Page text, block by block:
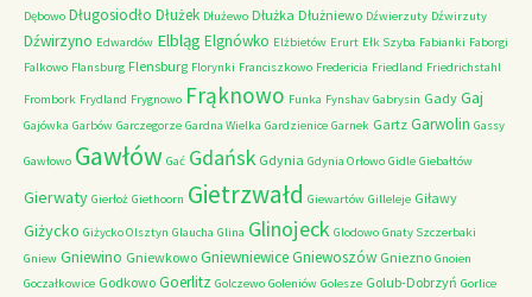
Dębowo Długosiodło Dłużek Dłużewo Dłużka Dłużniewo Dźwierzuty Dźwirzuty
Dźwirzyno Edwardów Elbląg Elgnówko Elżbietów Erurt Ełk Szyba Fabianki Faborgi
Falkowo Flansburg Flensburg Florynki Franciszkowo Fredericia Friedland Friedrichstahl
Frombork Frydland Frygnowo Frąknowo Funka Fynshav Gabrysin Gady Gaj
Gajówka Garbów Garczegorze Gardna Wielka Gardzienice Garnek Gartz Garwolin Gassy
Gawłowo Gawłów Gać Gdańsk Gdynia Gdynia Orłowo Gidle Giebałtów
Gierwaty Gierłoż Giethoorn Gietrzwałd Giewartów Gilleleje Giławy
Giżycko Giżycko Olsztyn Glaucha Glina Glinojeck Glodowo Gnaty Szczerbaki
Gniew Gniewino Gniewkowo GniewniewiceGniewoszów Gniezno Gnoien
Goczałkowice Godkowo Goerlitz Golczewo Goleniów Golesze Golub-Dobrzyń Gorlice